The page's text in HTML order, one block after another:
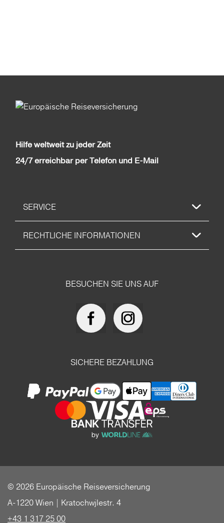
Hilfe weltweit zu jeder Zeit
24/7 erreichbar per Telefon und E-Mail
SERVICE
RECHTLICHE INFORMATIONEN
BESUCHEN SIE UNS AUF
SICHERE BEZAHLUNG
© 2026 Europäische Reiseversicherung
A-1220 Wien | Kratochwjlestr. 4
+43 1 317 25 00